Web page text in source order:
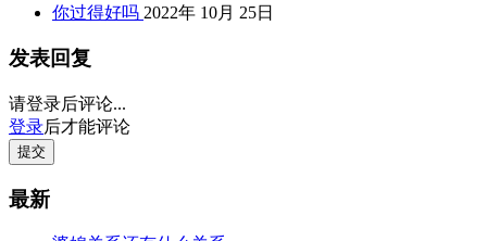
你过得好吗 2022年 10月 25日
发表回复
请登录后评论...
登录后才能评论
提交
最新